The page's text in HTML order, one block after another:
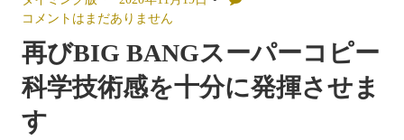
コメントはまだありません
再びBIG BANGスーパーコピー
科学技術感を十分に発揮させま
す